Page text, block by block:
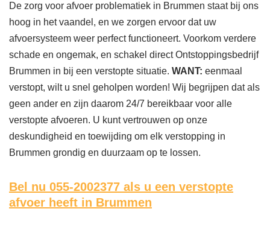
De zorg voor afvoer problematiek in Brummen staat bij ons
hoog in het vaandel, en we zorgen ervoor dat uw
afvoersysteem weer perfect functioneert. Voorkom verdere
schade en ongemak, en schakel direct Ontstoppingsbedrijf
Brummen in bij een verstopte situatie. WANT: eenmaal
verstopt, wilt u snel geholpen worden! Wij begrijpen dat als
geen ander en zijn daarom 24/7 bereikbaar voor alle
verstopte afvoeren. U kunt vertrouwen op onze
deskundigheid en toewijding om elk verstopping in
Brummen grondig en duurzaam op te lossen.
Bel nu 055-2002377 als u een verstopte
afvoer heeft in Brummen